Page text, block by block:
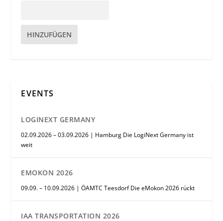
HINZUFÜGEN
EVENTS
LOGINEXT GERMANY
02.09.2026 – 03.09.2026 | Hamburg Die LogiNext Germany ist
weit
EMOKON 2026
09.09. – 10.09.2026 | ÖAMTC Teesdorf Die eMokon 2026 rückt
IAA TRANSPORTATION 2026